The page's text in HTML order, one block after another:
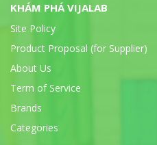
KHÁM PHÁ VIJALAB
Site Policy
Product Proposal (for Supplier)
About Us
Term of Service
Brands
Categories